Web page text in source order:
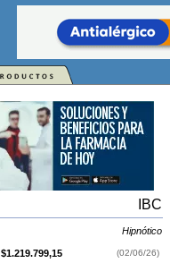
IBC
Hipnótico
$1.219.799,15 (02/06/26)